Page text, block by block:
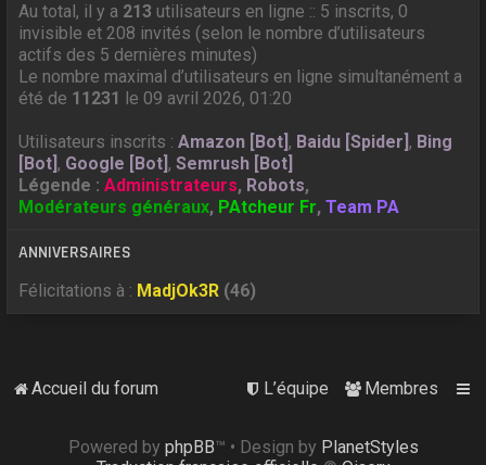
Au total, il y a 213 utilisateurs en ligne :: 5 inscrits, 0
invisible et 208 invités (selon le nombre d’utilisateurs
actifs des 5 dernières minutes)
Le nombre maximal d’utilisateurs en ligne simultanément a
été de 11231 le 09 avril 2026, 01:20
Utilisateurs inscrits :Amazon [Bot], Baidu [Spider], Bing
[Bot], Google [Bot],Semrush [Bot]
Légende :Administrateurs, Robots,
Modérateurs généraux, PAtcheur Fr,Team PA
ANNIVERSAIRES
Félicitations à : MadjOk3R (46)
Accueil du forum Membres
L’équipe
Powered by phpBB™ • Design by PlanetStyles